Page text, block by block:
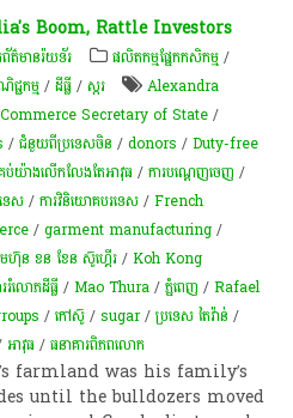
Boom, Rattle Investors
ត៌មាន​រ៉យទ័រ​ ​ផលិតកម្ម​ផ្នែក​កសិកម្ម​ /
ជ្ជកម្ម /ដីធ្លី /​ស្ករ
Alexandra
Secretary of State /
/ជំនួយពីប្រទេសចិន /donors /Duty-free
រប់​យ៉ាង​លើក​លែង​តែ​អាវុធ /ការបណ្តេញចេញ /
េស /ការវិនិយោគបរទេស /French
/garment manufacturing /
ហ៊ុន ខន ខែន ស៊ូហ្គើរ /Koh Kong
រំលោភ​ដីធ្លី​ /Mao Thura /ភ្នំពេញ /Rafael
/កៅស៊ូ /sugar/ប្រទេស តៃវ៉ាន់ /
អាវុធ​ /ធនាគារពិភពលោក
farmland was his family’s
until the bulldozers moved